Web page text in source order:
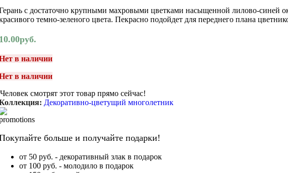
с достаточно крупными махровыми цветками насыщенной лилово-синей
темно-зеленого цвета. Пекрасно подойдет для переднего плана
руб.
в наличии
в наличии
Человек смотрят этот товар прямо сейчас!
Декоративно-цветущий многолетник
больше и получайте подарки!
от 50 руб. - декоративный злак в подарок
от 100 руб. - молодило в подарок